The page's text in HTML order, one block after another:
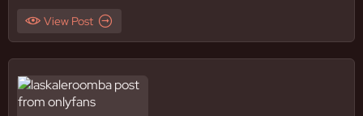
View Post